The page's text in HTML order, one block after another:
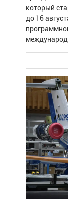
который
до 16